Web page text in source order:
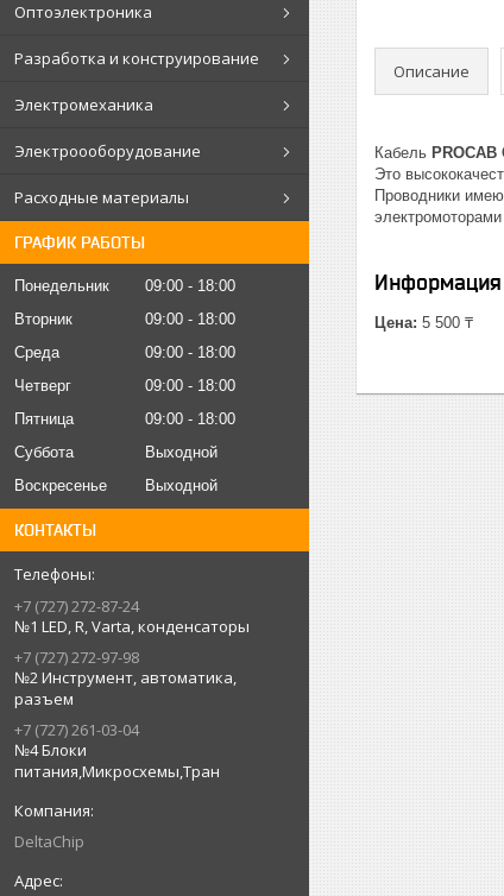
Оптоэлектроника
Разработка и конструирование
Электромеханика
Электроооборудование
Расходные материалы
ГРАФИК РАБОТЫ
Понедельник 09:00
18:00
Вторник
09:00
18:00
Среда
09:00
18:00
Четверг
09:00
18:00
Пятница
09:00
18:00
Суббота
Выходной
Воскресенье
Выходной
КОНТАКТЫ
+7 (727) 272-87-24
№1 LED, R, Varta, конденсаторы
+7 (727) 272-97-98
№2 Инструмент, автоматика,
разъем
+7 (727) 261-03-04
№4 Блоки
питания,Микросхемы,Тран
DeltaChip
Описание
Кабель PROCAB
Это
Проводники
Цена: 5 500 ₸